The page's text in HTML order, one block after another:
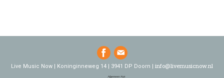
Live Music Now | Koninginneweg 14 | 3941 DP Doorn | info@livemusicnow.nl